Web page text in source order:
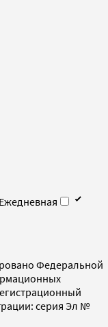
Ежедневная
Федеральной
серия Эл №